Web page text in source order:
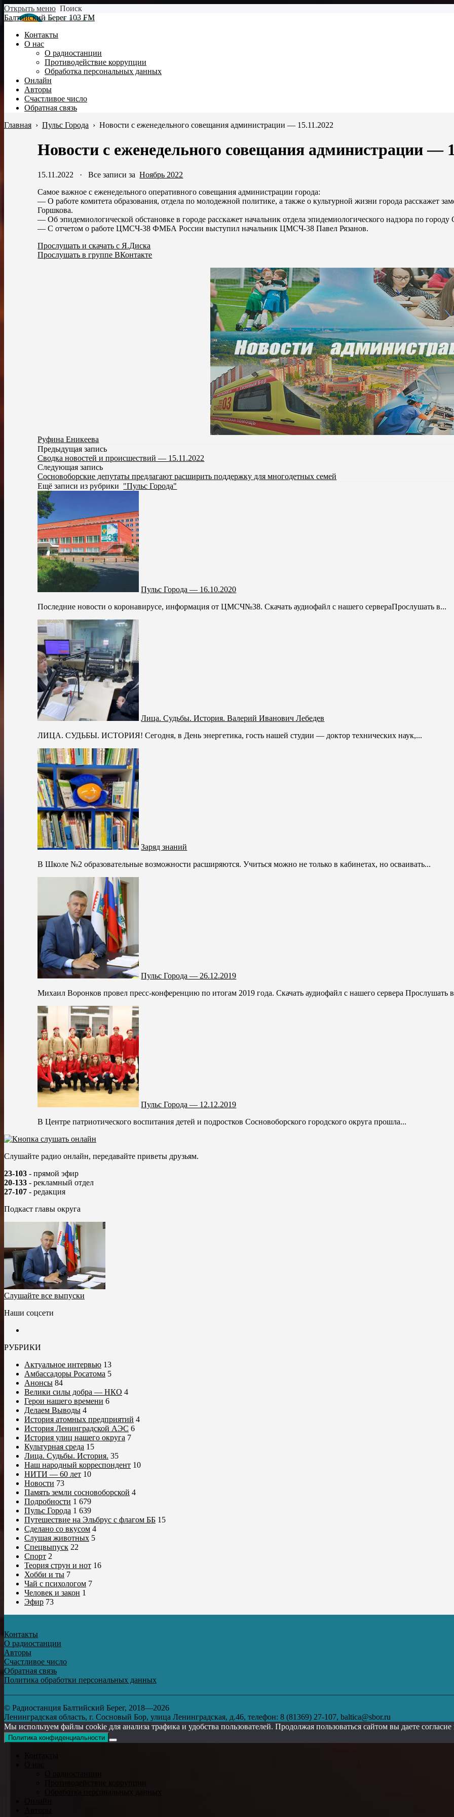
Открыть меню Поиск
Балтийский Берег 103 FM
Контакты
О нас
О радиостанции
Противодействие коррупции
Обработка персональных данных
Онлайн
Авторы
Счастливое число
Обратная связь
Главная › Пульс Города › Новости с еженедельного совещания администрации — 15.11.2022
Новости с еженедельного совещания администрации —
15.11.2022 ·Все записи заНоябрь 2022
Самое важное с еженедельного оперативного совещания администрации города:
— О работе комитета образования, отдела по молодежной политике, а также о культурной жизни города расскажет
Горшкова.
— Об эпидемиологической обстановке в городе расскажет начальник отдела эпидемиологического надзора по
— С отчетом о работе ЦМСЧ-38 ФМБА России выступил начальник ЦМСЧ-38 Павел Рязанов.
Прослушать и скачать с Я.Диска
Прослушать в группе ВКонтакте
Руфина Еникеева
Предыдущая запись
Сводка новостей и происшествий — 15.11.2022
Следующая запись
Сосновоборские депутаты предлагают расширить поддержку для многодетных семей
Ещё записи из рубрики "Пульс Города"
Пульс Города — 16.10.2020
Последние новости о коронавирусе, информация от ЦМСЧ№38. Скачать аудиофайл с нашего сервераПрослушать в...
Лица. Судьбы. История. Валерий Иванович Лебедев
ЛИЦА. СУДЬБЫ. ИСТОРИЯ! Сегодня, в День энергетика, гость нашей студии — доктор технических наук,...
Заряд знаний
В Школе №2 образовательные возможности расширяются. Учиться можно не только в кабинетах, но осваивать...
Пульс Города — 26.12.2019
Михаил Воронков провел пресс-конференцию по итогам 2019 года. Скачать аудиофайл с нашего сервера Прослушать
Пульс Города — 12.12.2019
В Центре патриотического воспитания детей и подростков Сосновоборского городского округа прошла...
Слушайте радио онлайн, передавайте приветы друзьям.
23-103 - прямой эфир
20-133 - рекламный отдел
27-107 - редакция
Подкаст главы округа
Слушайте все выпуски
Наши соцсети
РУБРИКИ
Актуальное интервью 13
Амбассадоры Росатома 5
Анонсы 84
Велики силы добра — НКО 4
Герои нашего времени 6
Делаем Выводы 4
История атомных предприятий 4
История Ленинградской АЭС 6
История улиц нашего округа 7
Культурная среда 15
Лица. Судьбы. История. 35
Наш народный корреспондент 10
НИТИ — 60 лет 10
Новости 73
Память земли сосновоборской 4
Подробности 1 679
Пульс Города 1 639
Путешествие на Эльбрус с флагом ББ 15
Сделано со вкусом 4
Слушая животных 5
Спецвыпуск 22
Спорт 2
Теория струн и нот 16
Хобби и ты 7
Чай с психологом 7
Человек и закон 1
Эфир 73
Контакты
О радиостанции
Авторы
Счастливое число
Обратная связь
Политика обработки персональных данных
© Радиостанция Балтийский Берег, 2018—2026
Ленинградская область, г. Сосновый Бор, улица Ленинградская, д.46, телефон: 8 (81369) 27-107, baltica@sbor.ru
Мы используем файлы cookie для анализа трафика и удобства пользователей. Продолжая пользоваться сайтом вы даете
Политика конфиденциальности